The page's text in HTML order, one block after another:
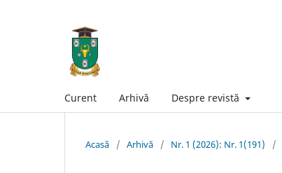
Curent Arhivă Despre revistă
Acasă / Arhivă / Nr. 1 (2026): Nr. 1(191) /